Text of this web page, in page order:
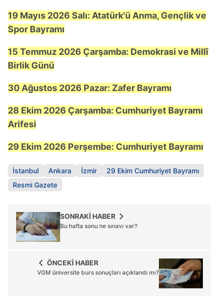
19 Mayıs 2026 Salı: Atatürk'ü Anma, Gençlik ve
Spor Bayramı
15 Temmuz 2026 Çarşamba: Demokrasi ve Millî
Birlik Günü
30 Ağustos 2026 Pazar: Zafer Bayramı
28 Ekim 2026 Çarşamba: Cumhuriyet Bayramı
Arifesi
29 Ekim 2026 Perşembe: Cumhuriyet Bayramı
İstanbul Ankara İzmir
29 Ekim Cumhuriyet Bayramı
Resmi Gazete
SONRAKİ HABER
Bu hafta sonu ne sınavı var?
ÖNCEKİ HABER
VGM üniversite burs sonuçları açıklandı mı?